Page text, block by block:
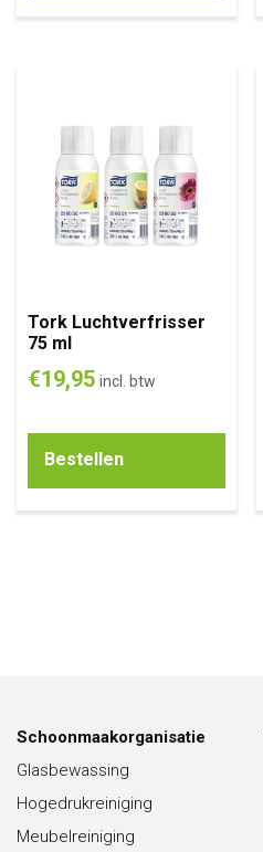
Tork Luchtverfrisser
75 ml
€19,95 incl. btw
Bestellen
Schoonmaakorganisatie
Glasbewassing
Hogedrukreiniging
Meubelreiniging